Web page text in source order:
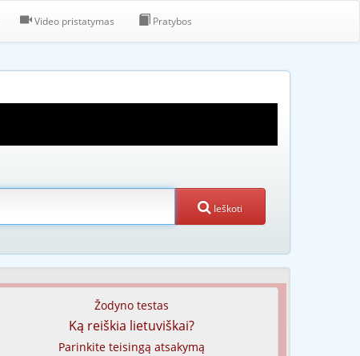
Video pristatymas Pratybos
Ieškoti
Žodyno testas
Ką reiškia lietuviškai?
Parinkite teisingą atsakymą